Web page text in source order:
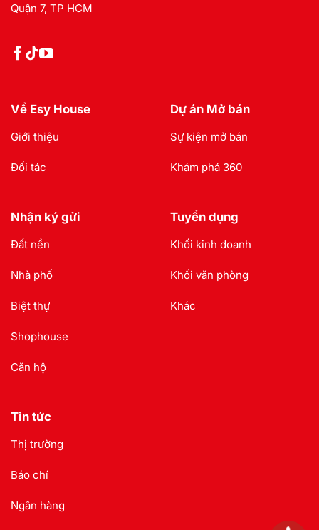
Quận 7, TP HCM
Về Esy House
Giới thiệu
Đối tác
Dự án Mở bán
Sự kiện mở bán
Khám phá 360
Nhận ký gửi
Đất nền
Nhà phố
Biệt thự
Shophouse
Căn hộ
Tuyển dụng
Khối kinh doanh
Khối văn phòng
Khác
Tin tức
Thị trường
Báo chí
Ngân hàng